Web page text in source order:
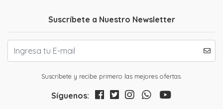
Suscríbete a Nuestro Newsletter
Suscribete y recibe primero las mejores ofertas.
Síguenos: